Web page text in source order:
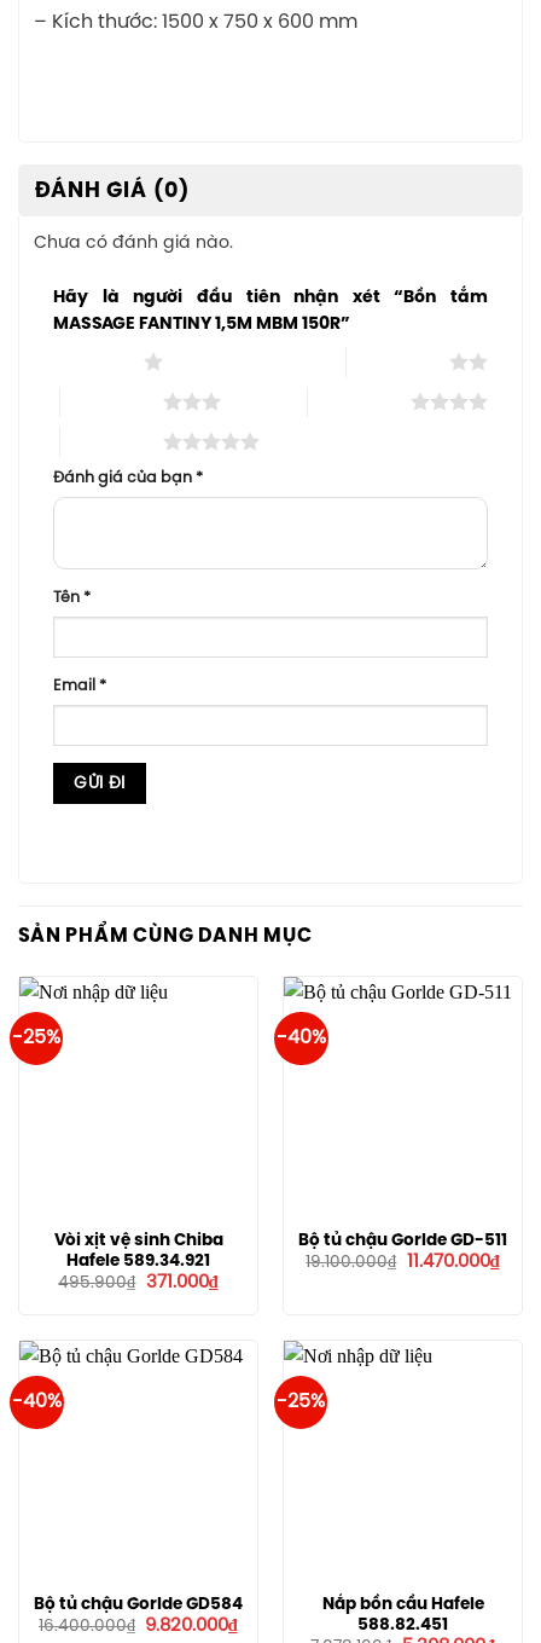
– Kích thước: 1500 x 750 x 600 mm
ĐÁNH GIÁ (0)
Chưa có đánh giá nào.
Hãy là người đầu tiên nhận xét “Bồn tắm
MASSAGE FANTINY 1,5M MBM 150R”
Đánh giá của bạn *
Tên *
Email *
SẢN PHẨM CÙNG DANH MỤC
-25%
Vòi xịt vệ sinh Chiba
Hafele 589.34.921
495.900₫
Giá
371.000₫Giá
371.000₫.
-40%
Bộ tủ chậu Gorlde GD-511
19.100.000₫
Giá
11.470.000₫Giá
-40%
Bộ tủ chậu Gorlde GD584
16.400.000₫
Giá
9.820.000₫Giá
-25%
Nắp bồn cầu Hafele
588.82.451